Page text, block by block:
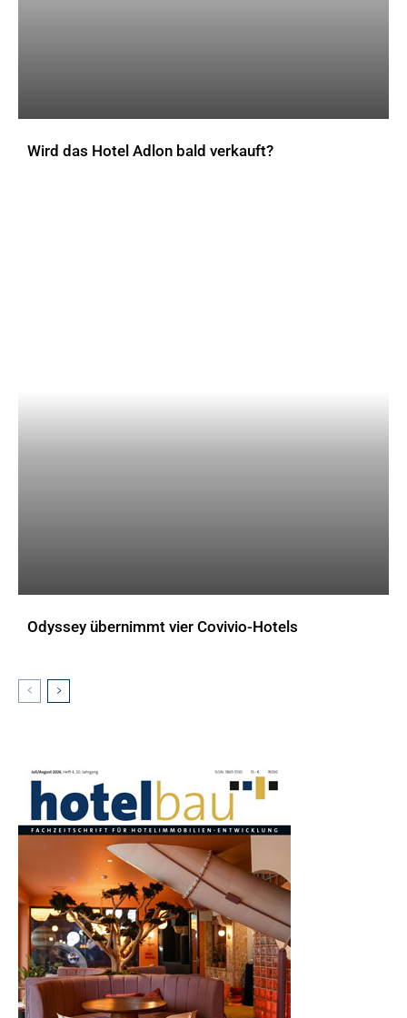
Wird das Hotel Adlon bald verkauft?
Odyssey übernimmt vier Covivio-Hotels